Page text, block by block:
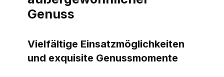
Genuss
Vielfältige Einsatzmöglichkeiten
und exquisite Genussmomente